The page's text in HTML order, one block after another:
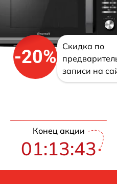
-20%
Скидка по
записи на
Конец акции
01:13:42